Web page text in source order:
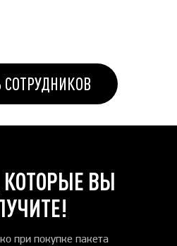
СОТРУДНИКОВ
ВЫ
при покупке пакета